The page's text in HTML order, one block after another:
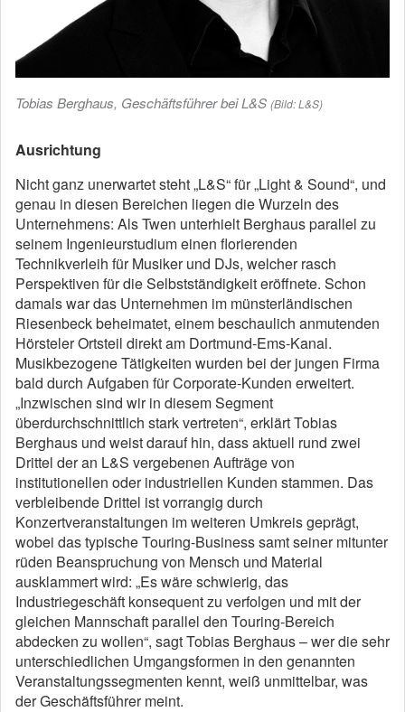
Tobias Berghaus, Geschäftsführer bei L&S (Bild: L&S)
Ausrichtung
Nicht ganz unerwartet steht „L&S“ für „Light & Sound“, und
genau in diesen Bereichen liegen die Wurzeln des
Unternehmens: Als Twen unterhielt Berghaus parallel zu
seinem Ingenieurstudium einen florierenden
Technikverleih für Musiker und DJs, welcher rasch
Perspektiven für die Selbstständigkeit eröffnete. Schon
damals war das Unternehmen im münsterländischen
Riesenbeck beheimatet, einem beschaulich anmutenden
Hörsteler Ortsteil direkt am Dortmund-Ems-Kanal.
Musikbezogene Tätigkeiten wurden bei der jungen Firma
bald durch Aufgaben für Corporate-Kunden erweitert.
„Inzwischen sind wir in diesem Segment
überdurchschnittlich stark vertreten“, erklärt Tobias
Berghaus und weist darauf hin, dass aktuell rund zwei
Drittel der an L&S vergebenen Aufträge von
institutionellen oder industriellen Kunden stammen. Das
verbleibende Drittel ist vorrangig durch
Konzertveranstaltungen im weiteren Umkreis geprägt,
wobei das typische Touring-Business samt seiner mitunter
rüden Beanspruchung von Mensch und Material
ausklammert wird: „Es wäre schwierig, das
Industriegeschäft konsequent zu verfolgen und mit der
gleichen Mannschaft parallel den Touring-Bereich
abdecken zu wollen“, sagt Tobias Berghaus – wer die sehr
unterschiedlichen Umgangsformen in den genannten
Veranstaltungssegmenten kennt, weiß unmittelbar, was
der Geschäftsführer meint.